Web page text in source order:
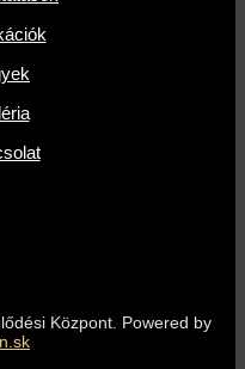
Központ. Powered by